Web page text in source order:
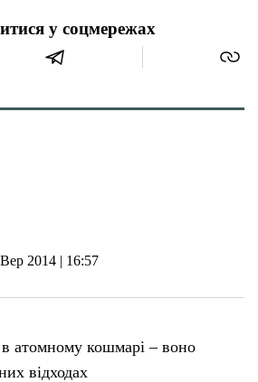
у соцмережах
2014 | 16:57
атомному кошмарі – воно
відходах